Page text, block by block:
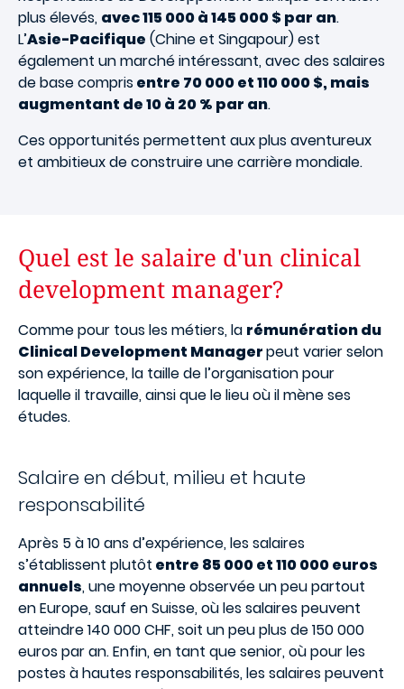
plus élevés, avec 115 000 à 145 000 $ par an.
L’Asie-Pacifique (Chine et Singapour) est
également un marché intéressant, avec des salaires
de base comprisentre 70 000 et 110 000 $, mais
augmentant de 10 à 20 % par an.
Ces opportunités permettent aux plus aventureux
et ambitieux de construire une carrière mondiale.
Quel est le salaire d'un clinical
development manager?
Comme pour tous les métiers, la rémunération du
Clinical Development Managerpeut varier selon
son expérience, la taille de l’organisation pour
laquelle il travaille, ainsi que le lieu où il mène ses
études.
Salaire en début, milieu et haute
responsabilité
Après 5 à 10 ans d’expérience, les salaires
s’établissent plutôt entre 85 000 et 110 000 euros
annuels, une moyenne observée un peu partout
en Europe, sauf en Suisse, où les salaires peuvent
atteindre 140 000 CHF, soit un peu plus de 150 000
euros par an. Enfin, en tant que senior, où pour les
postes à hautes responsabilités, les salaires peuvent